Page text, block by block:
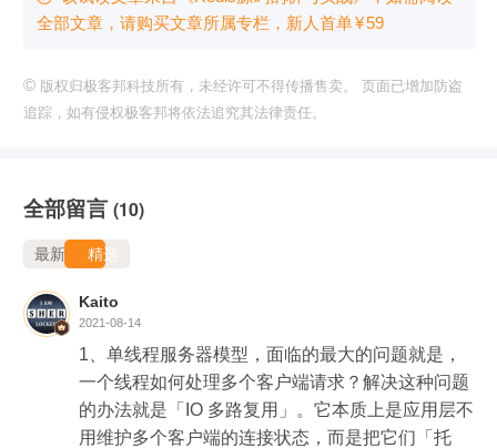
全部文章，请购买文章所属专栏 ，新⼈⾸单¥59
© 版权归极客邦科技所有，未经许可不得传播售卖。 页面已增加防盗
追踪，如有侵权极客邦将依法追究其法律责任。
全部留言 (10)
最新 精选
Kaito
2021-08-14
1、单线程服务器模型，面临的最大的问题就是，
一个线程如何处理多个客户端请求？解决这种问题
的办法就是「IO 多路复用」。它本质上是应用层不
用维护多个客户端的连接状态，而是把它们「托